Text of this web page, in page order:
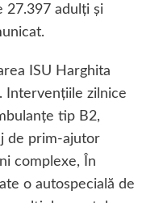
27.397 adulţi şi
ISU Harghita
Intervenţiile zilnice
tip B2,
de prim-ajutor
complexe, În
o autospecială de